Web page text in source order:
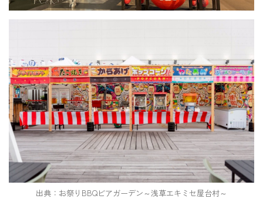
出典：お祭りBBQビアガーデン～浅草エキミセ屋台村～